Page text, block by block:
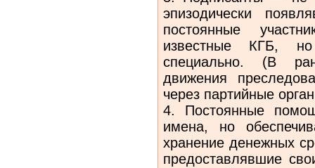
эпизодически
постоянные
известные КГБ,
специально. (В
движения
через партийные
4. Постоянные
имена, но
хранение денежных
предоставлявшие